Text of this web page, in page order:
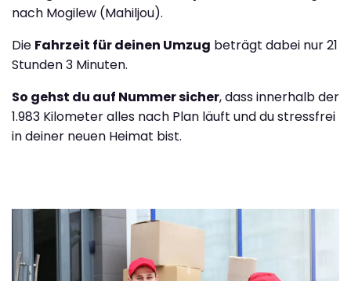
nach Mogilew (Mahiljou).
Die Fahrzeit für deinen Umzug beträgt dabei nur 21
Stunden 3 Minuten.
So gehst du auf Nummer sicher, dass innerhalb der
1.983 Kilometer alles nach Plan läuft und du stressfrei
in deiner neuen Heimat bist.